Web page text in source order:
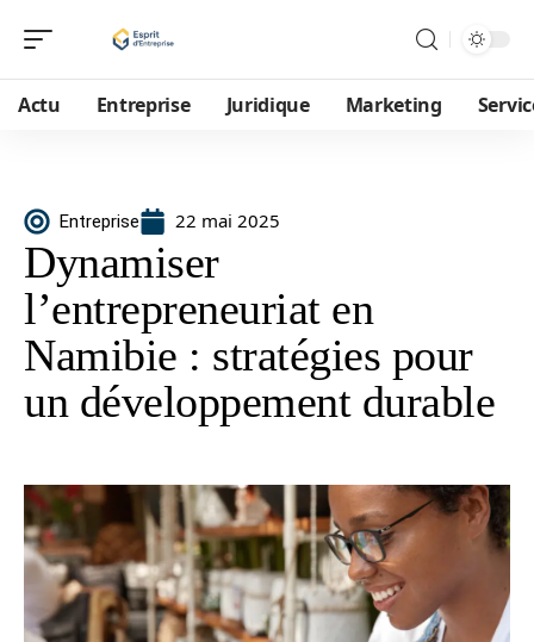
Actu Entreprise Juridique Marketing
Entreprise 22 mai 2025
Dynamiser
l’entrepreneuriat en
Namibie : stratégies pour
un développement durable